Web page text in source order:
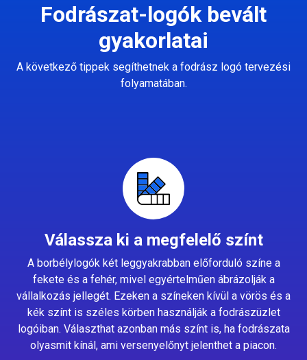
Fodrászat-logók bevált
gyakorlatai
A következő tippek segíthetnek a fodrász logó tervezési
folyamatában.
Válassza ki a megfelelő színt
A borbélylogók két leggyakrabban előforduló színe a
fekete és a fehér, mivel egyértelműen ábrázolják a
vállalkozás jellegét. Ezeken a színeken kívül a vörös és a
kék színt is széles körben használják a fodrászüzlet
logóiban. Választhat azonban más színt is, ha fodrászata
olyasmit kínál, ami versenyelőnyt jelenthet a piacon.